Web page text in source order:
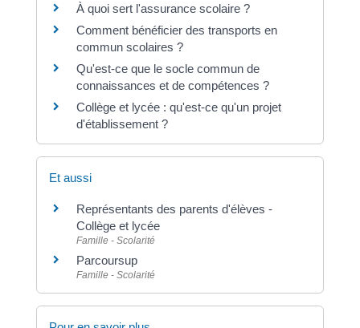
À quoi sert l'assurance scolaire ?
Comment bénéficier des transports en
commun scolaires ?
Qu'est-ce que le socle commun de
connaissances et de compétences ?
Collège et lycée : qu'est-ce qu'un projet
d'établissement ?
Et aussi
Représentants des parents d'élèves -
Collège et lycée
Famille - Scolarité
Parcoursup
Famille - Scolarité